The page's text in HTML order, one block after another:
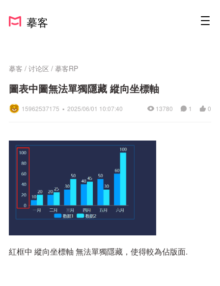
摹客
摹客 / 讨论区 / 摹客RP
圖表中圖無法單獨隱藏 縱向坐標軸
15962537175 ▪ 2025/06/01 10:07:40 0
1
13780
紅框中 縱向坐標軸 無法單獨隱藏，使得較為佔版面.